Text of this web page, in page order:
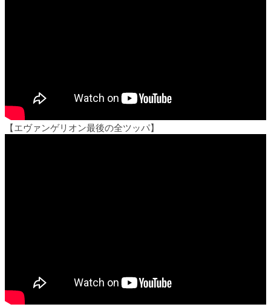
【エヴァンゲリオン最後の全ツッパ】